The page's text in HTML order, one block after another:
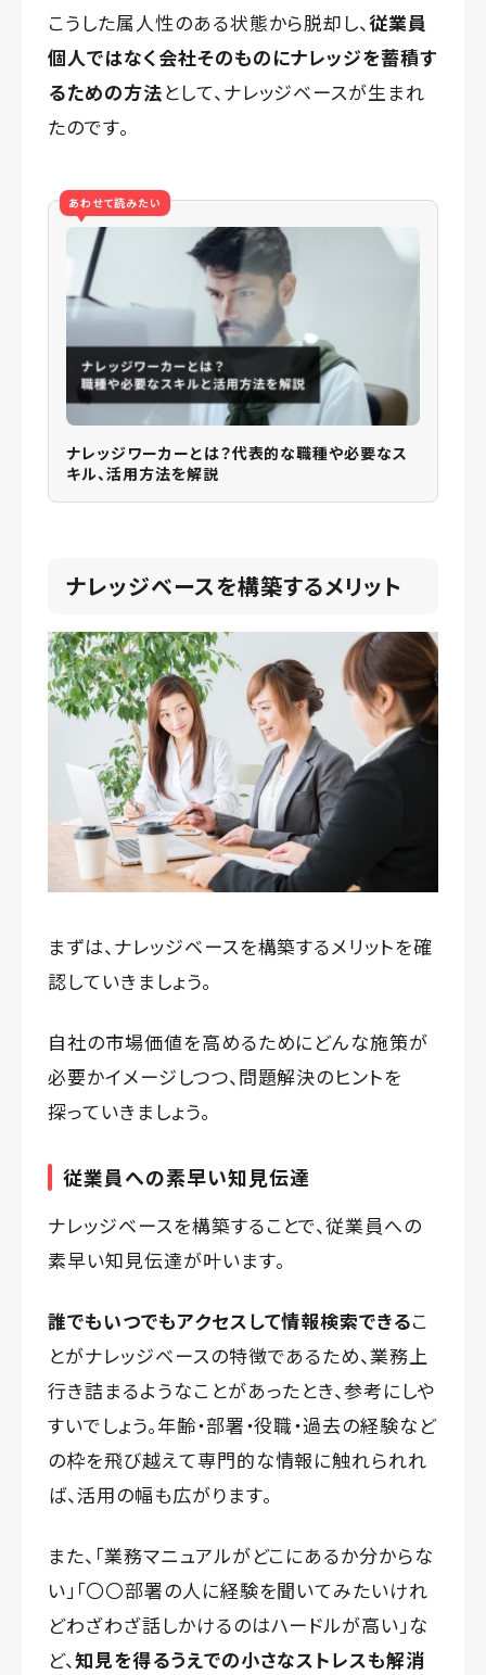
こうした属人性のある状態から脱却し、従業員
個人ではなく会社そのものにナレッジを蓄積す
るための方法として、ナレッジベースが生まれ
たのです。
あわせて読みたい
ナレッジワーカーとは？代表的な職種や必要なス
キル、活用方法を解説
ナレッジベースを構築するメリット
まずは、ナレッジベースを構築するメリットを確
認していきましょう。
自社の市場価値を高めるためにどんな施策が
必要かイメージしつつ、問題解決のヒントを
探っていきましょう。
従業員への素早い知見伝達
ナレッジベースを構築することで、従業員への
素早い知見伝達が叶います。
誰でもいつでもアクセスして情報検索できるこ
とがナレッジベースの特徴であるため、業務上
行き詰まるようなことがあったとき、参考にしや
すいでしょう。年齢・部署・役職・過去の経験など
の枠を飛び越えて専門的な情報に触れられれ
ば、活用の幅も広がります。
また、「業務マニュアルがどこにあるか分からな
い」「〇〇部署の人に経験を聞いてみたいけれ
どわざわざ話しかけるのはハードルが高い」な
ど、知見を得るうえでの小さなストレスも解消